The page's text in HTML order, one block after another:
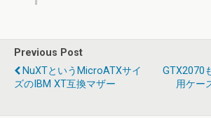
Previous Post
NuXTというMicroATXサイ
ズのIBM XT互換マザー
GTX2070
用ケー